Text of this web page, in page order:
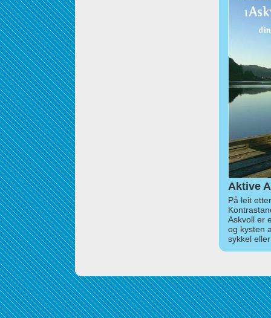
Aktive
På leit
Askvoll er
og kysten
sykkel